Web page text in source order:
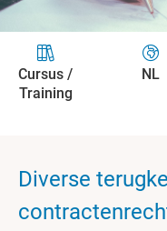
Cursus /
Training
NL
Diverse